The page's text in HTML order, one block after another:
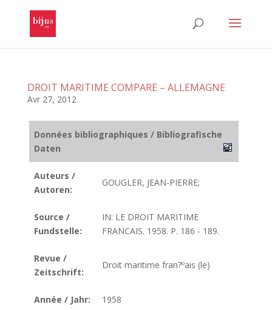
DROIT MARITIME COMPARE – ALLEMAGNE
Avr 27, 2012
Données bibliographiques / Bibliografische
Daten
Auteurs /
Autoren:
GOUGLER, JEAN-PIERRE;
Source /
Fundstelle:
IN: LE DROIT MARITIME
FRANCAIS. 1958. P. 186 - 189.
Revue /
Zeitschrift:
Droit maritime fran?ºais (le)
Année / Jahr: 1958